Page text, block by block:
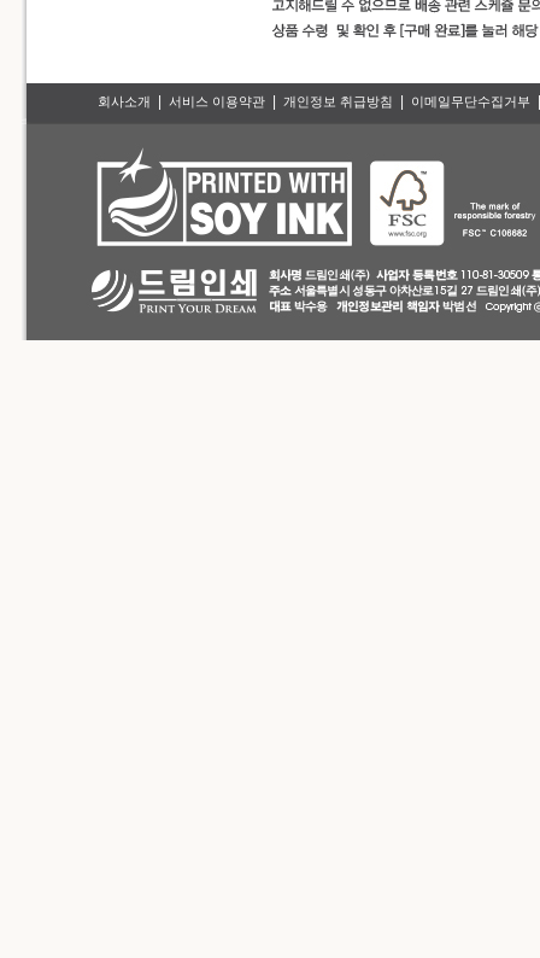
회사소개 |서비스 이용약관 |개인정보 취급방침 이메일무단수집거부